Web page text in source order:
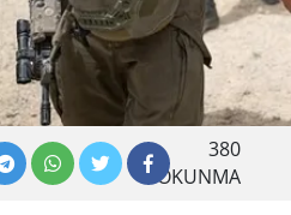
380
OKUNMA